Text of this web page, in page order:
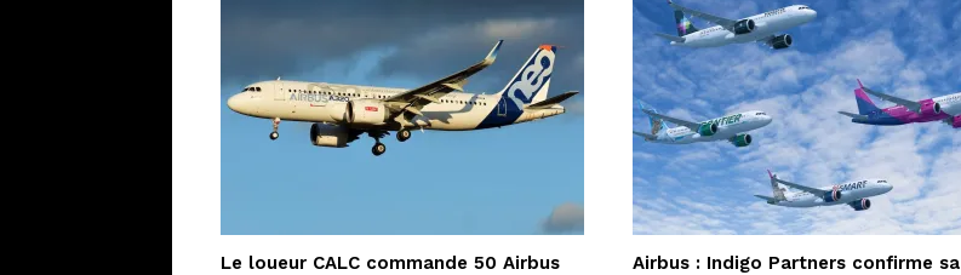
Le loueur CALC commande 50 Airbus
Airbus : Indigo Partners confirme sa